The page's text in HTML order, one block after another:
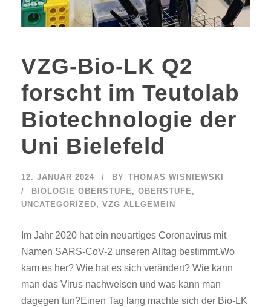
VZG-Bio-LK Q2
forscht im Teutolab
Biotechnologie der
Uni Bielefeld
12. JANUAR 2024 BY THOMAS WISNIEWSKI
BIOLOGIE OBERSTUFE , OBERSTUFE ,
UNCATEGORIZED, VZG ALLGEMEIN
Im Jahr 2020 hat ein neuartiges Coronavirus mit
Namen SARS-CoV-2 unseren Alltag bestimmt.Wo
kam es her? Wie hat es sich verändert? Wie kann
man das Virus nachweisen und was kann man
dagegen tun?Einen Tag lang machte sich der Bio-LK